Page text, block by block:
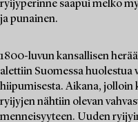
ryijyperinne saapui melko
ja punainen.
1800-luvun kansallisen
alettiin Suomessa
hiipumisesta. Aikana, jolloin
ryijyjen nähtiin olevan
menneisyyteen. Uuden